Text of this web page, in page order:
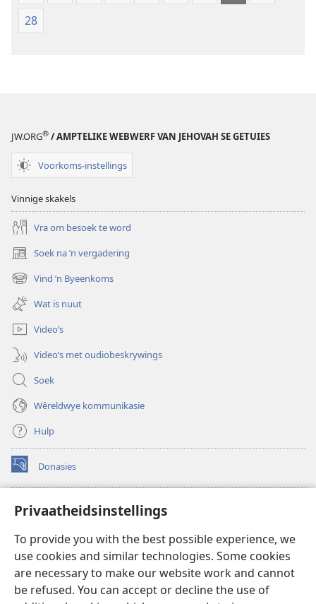
Privaatheidsinstellings
To provide you with the best possible experience, we
use cookies and similar technologies. Some cookies
are necessary to make our website work and cannot
be refused. You can accept or decline the use of
28
JW.ORG® / AMPTELIKE WEBWERF VAN JEHOVAH SE GETUIES
Voorkoms-instellings
Vinnige skakels
Vra om besoek te word
Soek na ’n vergadering
(maak
nuwe
venster
oop)
Vind ’n Byeenkoms
(maak
nuwe
venster
oop)
Wat is nuut
Video’s
Video’s met oudiobeskrywings
Soek
Wêreldwye kommunikasie
Hulp
Donasies
(maak
nuwe
oop)
Wagtoring – AANLYN BIBLIOTEEK
(maak
venster
oop)
JW Hub
(maak
nuwe
venster
oop)
JW Library
Watchtower Library